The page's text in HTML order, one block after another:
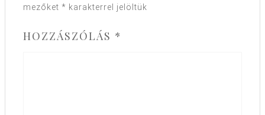
mezőket * karakterrel jelöltük
HOZZÁSZÓLÁS *